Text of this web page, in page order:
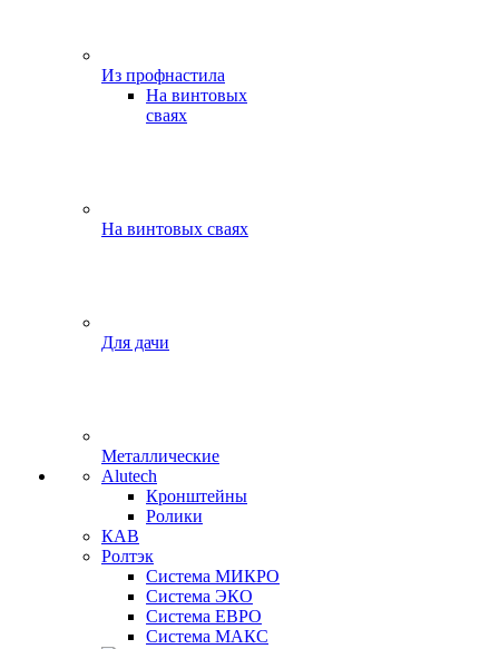
Из профнастила
На винтовых
сваях
На винтовых сваях
Для дачи
Металлические
Alutech
Кронштейны
Ролики
КАВ
Ролтэк
Система МИКРО
Система ЭКО
Система ЕВРО
Система МАКС